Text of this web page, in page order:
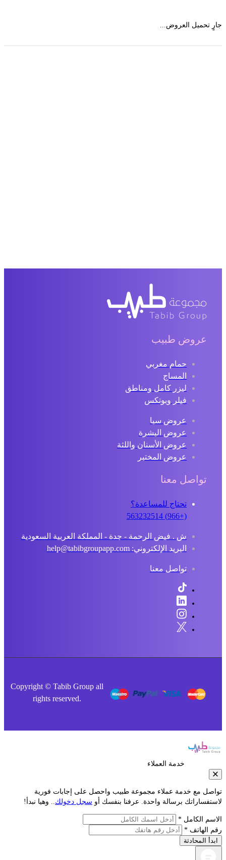
تحميل العروض...
عروض طبيب
حمام مغربي
المساج
ليزر كامل ومناطق
فيلر وبوتكس
عروض سبا
عروض البشرة
عروض الأسنان واللثة
عروض المختبر
تواصل معنا
تحتاج للمساعدة؟
ش . فيض الرحمة - جدة - المملكة العربية السعودية
البريد الإلكتروني: help@tabibgroupapp.com
تواصل معنا
Copyright © Tabib Group all
rights reserved.
خدمة العملاء
مع خدمة عملاء مجموعة طبيب واحصل على إجابات فورية
برسالة واحدة. عرفنا بنفسك أوسجل دخولك.. وهيا نبدأ!
الكامل *
الهاتف *
المحادثة